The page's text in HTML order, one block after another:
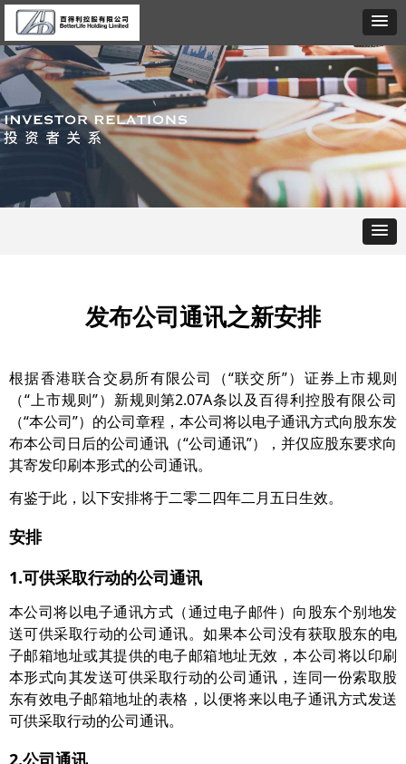
发布公司通讯之新安排
根据香港联合交易所有限公司（“联交所”）证券上市规则
（“上市规则”）新规则第2.07A条以及百得利控股有限公司
（“本公司”）的公司章程，本公司将以电子通讯方式向股东发
布本公司日后的公司通讯（“公司通讯”），并仅应股东要求向
其寄发印刷本形式的公司通讯。
有鉴于此，以下安排将于二零二四年二月五日生效。
安排
1.可供采取行动的公司通讯
本公司将以电子通讯方式（通过电子邮件）向股东个别地发
送可供采取行动的公司通讯。如果本公司没有获取股东的电
子邮箱地址或其提供的电子邮箱地址无效，本公司将以印刷
本形式向其发送可供采取行动的公司通讯，连同一份索取股
东有效电子邮箱地址的表格，以便将来以电子通讯方式发送
可供采取行动的公司通讯。
2.公司通讯